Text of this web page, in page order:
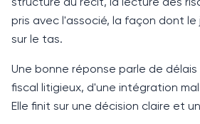
pris avec l'associé, la façon dont
sur le tas.
Une bonne réponse parle de
fiscal litigieux, d'une intégration
Elle finit sur une décision claire et